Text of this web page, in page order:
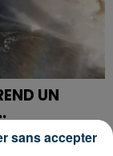
UN
sans accepter